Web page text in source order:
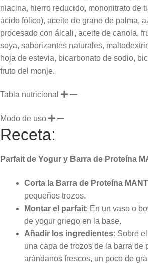
niacina, hierro reducido, mononitrato de
ácido fólico), aceite de grano de palma,
procesado con álcali, aceite de canola,
soya, saborizantes naturales,
hoja de estevia, bicarbonato de sodio,
fruto del monje.
Tabla nutricional
Modo de uso
Receta:
Parfait de Yogur y Barra de Proteína
Corta la Barra de Proteína
pequeños trozos.
Montar el parfait: En un vaso o
de yogur griego en la base.
Añadir los ingredientes: Sobre
una capa de trozos de la barra de
arándanos frescos, un poco de